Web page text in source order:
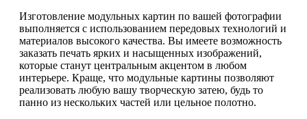
Изготовление модульных картин по вашей фотографии
выполняется с использованием передовых технологий и
материалов высокого качества. Вы имеете возможность
заказать печать ярких и насыщенных изображений,
которые станут центральным акцентом в любом
интерьере. Краще, что модульные картины позволяют
реализовать любую вашу творческую затею, будь то
панно из нескольких частей или цельное полотно.